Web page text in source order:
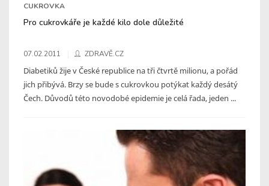
CUKROVKA
Pro cukrovkáře je každé kilo dole důležité
07.02.2011 ZDRAVĚ.CZ
Diabetiků žije v České republice na tři čtvrtě milionu, a pořád
jich přibývá. Brzy se bude s cukrovkou potýkat každý desátý
Čech. Důvodů této novodobé epidemie je celá řada, jeden ...